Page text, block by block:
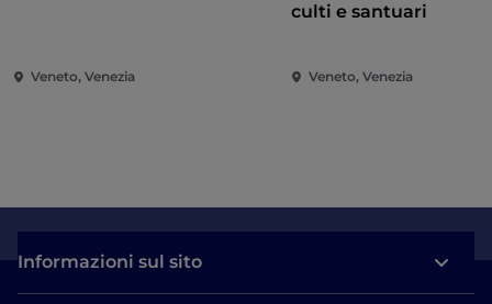
Veneto, Venezia
culti e santuari
Veneto, Venezia
Informazioni sul sito